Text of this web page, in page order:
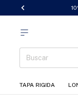
TAPA RIGIDA